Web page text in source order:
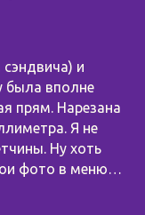
и
была вполне
прям. Нарезана
Я не
Ну хоть
фото в меню…